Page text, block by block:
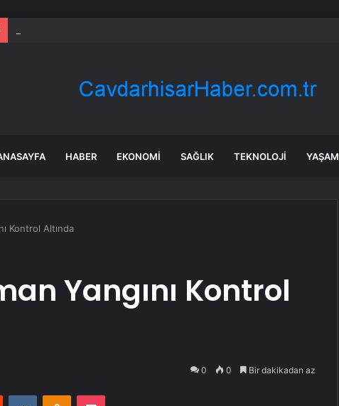
HABER EKONOMI SAĞLIK TEKNOLOJI YAŞAM
Kontrol Altında
Yangını Kontrol
0 0 Bir dakikadan az
Reddit VKontakteOdnoklassniki
Pocket